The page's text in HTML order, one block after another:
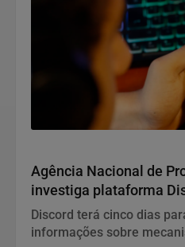
Agência Nacional de
investiga plataforma
Discord terá cinco dias
informações sobre